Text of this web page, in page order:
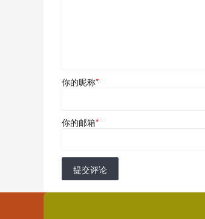
你的昵称*
你的邮箱*
提交评论